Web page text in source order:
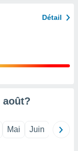
Détail
août?
Mai Juin Juillet